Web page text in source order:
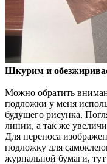
Шкурим и
Можно обратить
подложки у меня
будущего рисунка.
линии, а так же
Для переноса
подложку для
журнальной бумаги,